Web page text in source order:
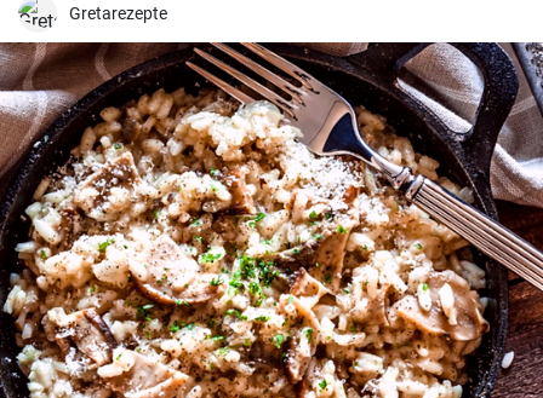
Gretarezepte